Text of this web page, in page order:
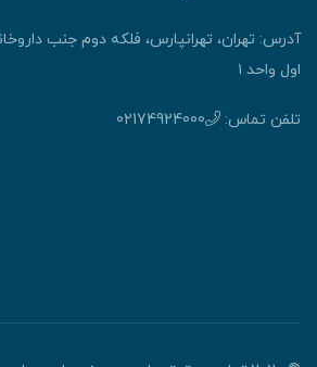
اول واحد ۱
تلفن تماس: 02174924000